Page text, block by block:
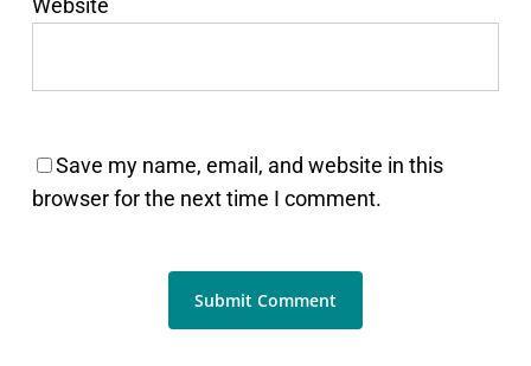
Website
Save my name, email, and website in this
browser for the next time I comment.